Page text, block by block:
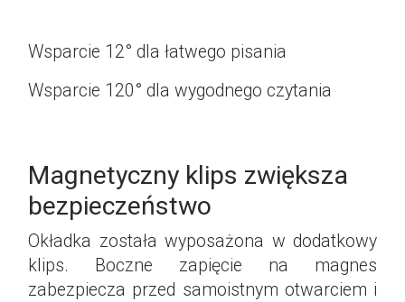
Wsparcie 12° dla łatwego pisania
Wsparcie 120° dla wygodnego czytania
Magnetyczny klips zwiększa
bezpieczeństwo
Okładka została wyposażona w dodatkowy
klips. Boczne zapięcie na magnes
zabezpiecza przed samoistnym otwarciem i